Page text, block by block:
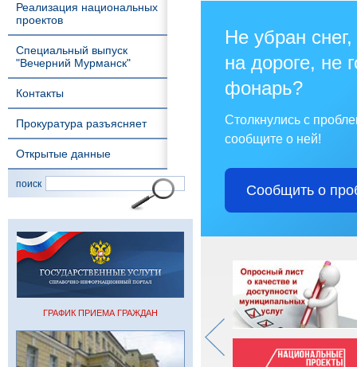
Реализация национальных
проектов
Специальный выпуск
"Вечерний Мурманск"
Контакты
Прокуратура разъясняет
Открытые данные
поиск
ГРАФИК ПРИЕМА ГРАЖДАН
Не убран
на дороге, не
фонарь?
Столкнулись с
сообщите о ней!
Сообщить о